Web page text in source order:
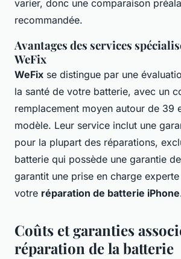
varier, donc une comparaison
recommandée.
Avantages des services
WeFix
WeFix se distingue par une
la santé de votre batterie, avec un
remplacement moyen autour de 39
modèle. Leur service inclut une
pour la plupart des réparations,
batterie qui possède une garantie
garantit une prise en charge
votre réparation de batterie iPhone
Coûts et garanties
réparation de la batterie